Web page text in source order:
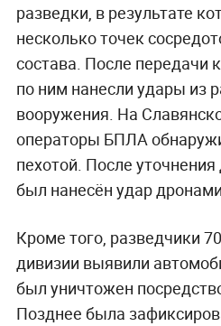
разведки, в результате
несколько точек
состава. После передачи
по ним нанесли удары из
вооружения. На
операторы БПЛА
пехотой. После
был нанесён удар дронами.
Кроме того, разведчики
дивизии выявили
был уничтожен
Позднее была